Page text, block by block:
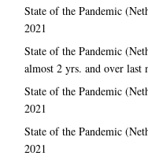
State of the Pandemic
2021
State of the Pandemic
almost 2 yrs. and over last
State of the Pandemic
2021
State of the Pandemic
2021